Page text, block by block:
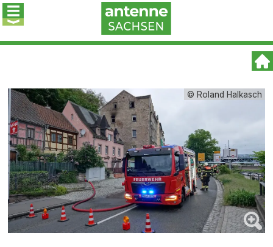
© Roland Halkasch